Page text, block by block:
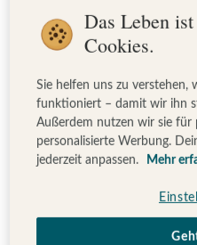
emotional wertvoll
Schreibtisch oder ins
liebevolles Geschenk,
greifbar zu machen.
Fotohalter:
modern und elegant
Das Leben
Cookies.
Sie helfen uns zu verstehen,
funktioniert – damit wir ihn
Außerdem nutzen wir sie für
personalisierte Werbung.
jederzeit anpassen.
Mehr